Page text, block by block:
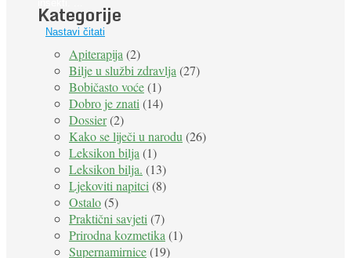
Nastavi čitati
Kategorije
Apiterapija(2)
Bilje u službi zdravlja(27)
Bobičasto voće(1)
Dobro je znati(14)
Dossier(2)
Kako se liječi u narodu(26)
Leksikon bilja(1)
Leksikon bilja. (13)
Ljekoviti napitci(8)
Ostalo(5)
Praktični savjeti(7)
Prirodna kozmetika(1)
Supernamirnice(19)